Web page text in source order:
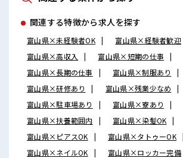
関連する特徴から求人を探す
富山県×未経験者OK
富山県×経験者歓迎
富山県×高収入
富山県×短期の仕事
富山県×長期の仕事
富山県×制服あり
富山県×研修あり
富山県×残業少なめ
富山県×駐車場あり
富山県×寮あり
富山県×扶養範囲内
富山県×染髪OK
富山県×ピアスOK
富山県×タトゥーOK
富山県×ネイルOK
富山県×ロッカー完備